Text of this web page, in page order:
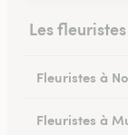
Les
Fleuristes à
Fleuristes à